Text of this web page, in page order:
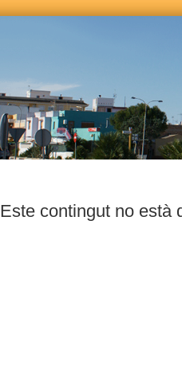
Este contingut no està